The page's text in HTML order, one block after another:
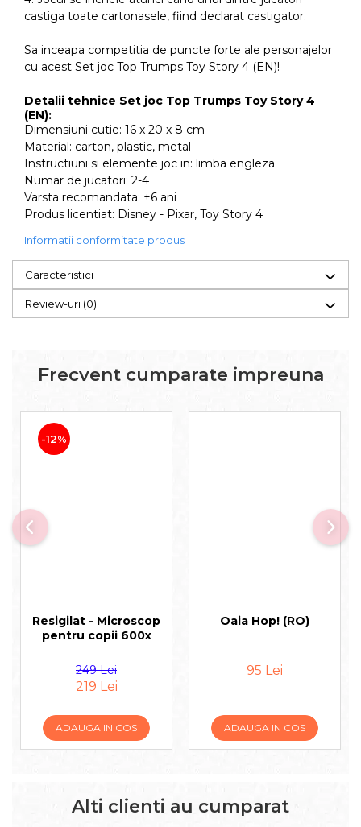
castiga toate cartonasele, fiind declarat castigator.
Sa inceapa competitia de puncte forte ale personajelor
cu acest Set joc Top Trumps Toy Story 4 (EN)!
Detalii tehnice Set joc Top Trumps Toy Story 4
(EN):
Dimensiuni cutie: 16 x 20 x 8 cm
Material: carton, plastic, metal
Instructiuni si elemente joc in: limba engleza
Numar de jucatori: 2-4
Varsta recomandata: +6 ani
Produs licentiat: Disney - Pixar, Toy Story 4
Informatii conformitate produs
Caracteristici
Review-uri (0)
Frecvent cumparate impreuna
-12%
Resigilat - Microscop
pentru copii 600x
249 Lei
219 Lei
ADAUGA IN COS
Oaia Hop! (RO)
95 Lei
ADAUGA IN COS
Alti clienti au cumparat